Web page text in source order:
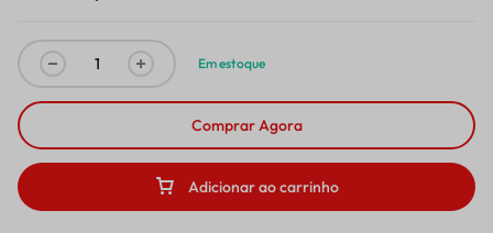
Em estoque
Adicionar ao carrinho
Comprar Agora